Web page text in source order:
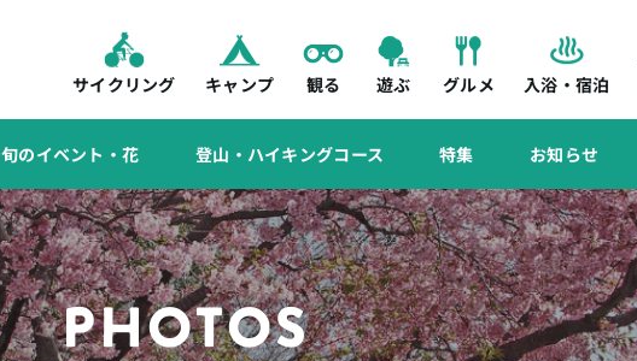
サイクリング キャンプ 観る 遊ぶ グルメ 入浴・宿泊
旬のイベント・花 登山・ハイキングコース 特集 お知らせ
PHOTOS